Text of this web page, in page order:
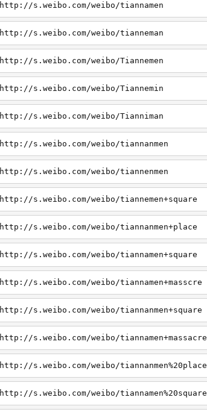
http://s.weibo.com/weibo/tiannamen
http://s.weibo.com/weibo/tianneman
http://s.weibo.com/weibo/Tiannemen
http://s.weibo.com/weibo/Tiannemin
http://s.weibo.com/weibo/Tianniman
http://s.weibo.com/weibo/tiannanmen
http://s.weibo.com/weibo/tiannenmen
http://s.weibo.com/weibo/tiannemen+square
http://s.weibo.com/weibo/tiannanmen+place
http://s.weibo.com/weibo/tiannamen+square
http://s.weibo.com/weibo/tiannamen+masscre
http://s.weibo.com/weibo/tiannanmen+square
http://s.weibo.com/weibo/tiannamen+massacre
http://s.weibo.com/weibo/tiannanmen%20place
http://s.weibo.com/weibo/tiannamen%20square